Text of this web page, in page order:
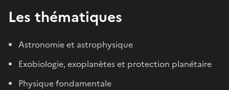
Les thématiques
Astronomie et astrophysique
Exobiologie, exoplanètes et protection planétaire
Physique fondamentale